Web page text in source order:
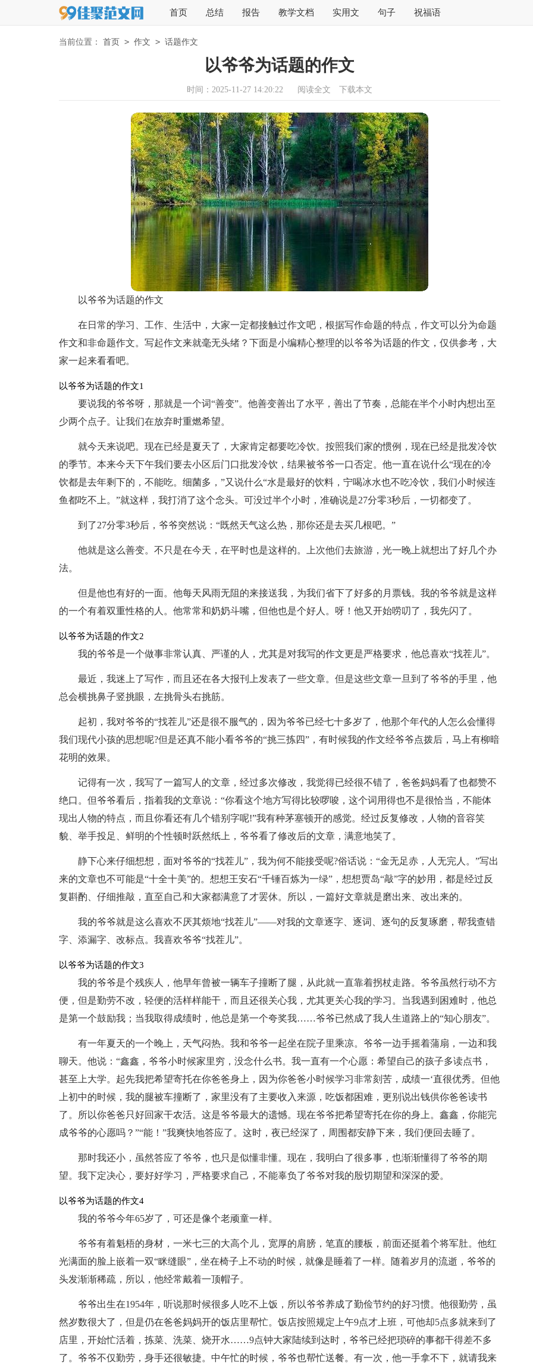
首页 总结 报告 教学文档 实用文 句子 祝福语
当前位置： 首页 > 作文 > 话题作文
以爷爷为话题的作文
时间：2025-11-27 14:20:22 阅读全文 下载本文
以爷爷为话题的作文
在日常的学习、工作、生活中，大家一定都接触过作文吧，根据写作命题的特点，作文可以分为命题
作文和非命题作文。写起作文来就毫无头绪？下面是小编精心整理的以爷爷为话题的作文，仅供参考，大
家一起来看看吧。
以爷爷为话题的作文1
要说我的爷爷呀，那就是一个词“善变”。他善变善出了水平，善出了节奏，总能在半个小时内想出至
少两个点子。让我们在放弃时重燃希望。
就今天来说吧。现在已经是夏天了，大家肯定都要吃冷饮。按照我们家的惯例，现在已经是批发冷饮
的季节。本来今天下午我们要去小区后门口批发冷饮，结果被爷爷一口否定。他一直在说什么“现在的冷
饮都是去年剩下的，不能吃。细菌多，”又说什么“水是最好的饮料，宁喝冰水也不吃冷饮，我们小时候连
鱼都吃不上。”就这样，我打消了这个念头。可没过半个小时，准确说是27分零3秒后，一切都变了。
到了27分零3秒后，爷爷突然说：“既然天气这么热，那你还是去买几根吧。”
他就是这么善变。不只是在今天，在平时也是这样的。上次他们去旅游，光一晚上就想出了好几个办
法。
但是他也有好的一面。他每天风雨无阻的来接送我，为我们省下了好多的月票钱。我的爷爷就是这样
的一个有着双重性格的人。他常常和奶奶斗嘴，但他也是个好人。呀！他又开始唠叨了，我先闪了。
以爷爷为话题的作文2
我的爷爷是一个做事非常认真、严谨的人，尤其是对我写的作文更是严格要求，他总喜欢“找茬儿”。
最近，我迷上了写作，而且还在各大报刊上发表了一些文章。但是这些文章一旦到了爷爷的手里，他
总会横挑鼻子竖挑眼，左挑骨头右挑筋。
起初，我对爷爷的“找茬儿”还是很不服气的，因为爷爷已经七十多岁了，他那个年代的人怎么会懂得
我们现代小孩的思想呢?但是还真不能小看爷爷的“挑三拣四”，有时候我的作文经爷爷点拨后，马上有柳暗
花明的效果。
记得有一次，我写了一篇写人的文章，经过多次修改，我觉得已经很不错了，爸爸妈妈看了也都赞不
绝口。但爷爷看后，指着我的文章说：“你看这个地方写得比较啰唆，这个词用得也不是很恰当，不能体
现出人物的特点，而且你看还有几个错别字呢!”我有种茅塞顿开的感觉。经过反复修改，人物的音容笑
貌、举手投足、鲜明的个性顿时跃然纸上，爷爷看了修改后的文章，满意地笑了。
静下心来仔细想想，面对爷爷的“找茬儿”，我为何不能接受呢?俗话说：“金无足赤，人无完人。”写出
来的文章也不可能是“十全十美”的。想想王安石“千锤百炼为一绿”，想想贾岛“敲”字的妙用，都是经过反
复斟酌、仔细推敲，直至自己和大家都满意了才罢休。所以，一篇好文章就是磨出来、改出来的。
我的爷爷就是这么喜欢不厌其烦地“找茬儿”——对我的文章逐字、逐词、逐句的反复琢磨，帮我查错
字、添漏字、改标点。我喜欢爷爷“找茬儿”。
以爷爷为话题的作文3
我的爷爷是个残疾人，他早年曾被一辆车子撞断了腿，从此就一直靠着拐杖走路。爷爷虽然行动不方
便，但是勤劳不改，轻便的活样样能干，而且还很关心我，尤其更关心我的学习。当我遇到困难时，他总
是第一个鼓励我；当我取得成绩时，他总是第一个夸奖我……爷爷已然成了我人生道路上的“知心朋友”。
有一年夏天的一个晚上，天气闷热。我和爷爷一起坐在院子里乘凉。爷爷一边手摇着蒲扇，一边和我
聊天。他说：“鑫鑫，爷爷小时候家里穷，没念什么书。我一直有一个心愿：希望自己的孩子多读点书，
甚至上大学。起先我把希望寄托在你爸爸身上，因为你爸爸小时候学习非常刻苦，成绩一‘直很优秀。但他
上初中的时候，我的腿被车撞断了，家里没有了主要收入来源，吃饭都困难，更别说出钱供你爸爸读书
了。所以你爸爸只好回家干农活。这是爷爷最大的遗憾。现在爷爷把希望寄托在你的身上。鑫鑫，你能完
成爷爷的心愿吗？”“能！”我爽快地答应了。这时，夜已经深了，周围都安静下来，我们便回去睡了。
那时我还小，虽然答应了爷爷，也只是似懂非懂。现在，我明白了很多事，也渐渐懂得了爷爷的期
望。我下定决心，要好好学习，严格要求自己，不能辜负了爷爷对我的殷切期望和深深的爱。
以爷爷为话题的作文4
我的爷爷今年65岁了，可还是像个老顽童一样。
爷爷有着魁梧的身材，一米七三的大高个儿，宽厚的肩膀，笔直的腰板，前面还挺着个将军肚。他红
光满面的脸上嵌着一双“眯缝眼”，坐在椅子上不动的时候，就像是睡着了一样。随着岁月的流逝，爷爷的
头发渐渐稀疏，所以，他经常戴着一顶帽子。
爷爷出生在1954年，听说那时候很多人吃不上饭，所以爷爷养成了勤俭节约的好习惯。他很勤劳，虽
然岁数很大了，但是仍在爸爸妈妈开的饭店里帮忙。饭店按照规定上午9点才上班，可他却5点多就来到了
店里，开始忙活着，拣菜、洗菜、烧开水……9点钟大家陆续到达时，爷爷已经把琐碎的事都干得差不多
了。爷爷不仅勤劳，身手还很敏捷。中午忙的时候，爷爷也帮忙送餐。有一次，他一手拿不下，就请我来